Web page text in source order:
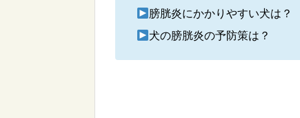
膀胱炎にかかりやすい犬は？
犬の膀胱炎の予防策は？